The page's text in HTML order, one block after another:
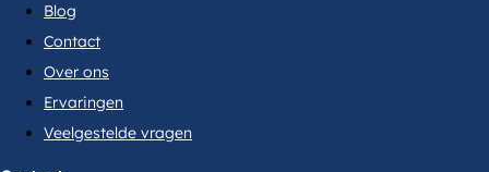
Blog
Contact
Over ons
Ervaringen
Veelgestelde vragen